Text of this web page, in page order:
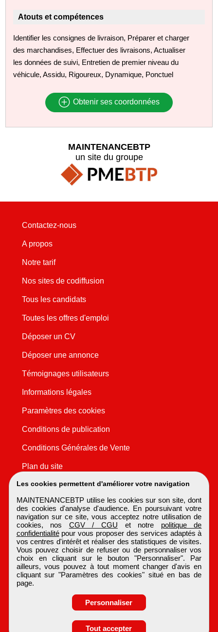
Obtenir ses
Atouts et compétences
Identifier les consignes de livraison, Préparer et charger
des marchandises, Effectuer des livraisons, Actualiser
les données de suivi, Entretien de premier niveau du
véhicule, Assidu, Rigoureux, Dynamique, Ponctuel
Obtenir ses coordonnées
Les cookies permettent d'améliorer votre navigation
MAINTENANCEBTP utilise les cookies sur son site, dont
des cookies d'analyse d'audience. En poursuivant votre
navigation sur ce site, vous acceptez notre utilisation de
cookies, nos CGV / CGU et notre politique de
confidentialitépour vous proposer des services adaptés à
vos centres d'intérêt et réaliser des statistiques de visites.
Vous pouvez choisir de refuser ou de personnaliser vos
choix en cliquant sur le bouton "Personnaliser". Par
ailleurs, vous pouvez à tout moment changer d'avis en
cliquant sur "Paramètres des cookies" situé en bas de
page.
Personnaliser
Tout accepter
MAINTENANCEBTP
un site du groupe
Contactez-nous
A propos
Notre tarif
Nos sites de codiffusion
Tous les candidats
Toutes les offres d'emploi
Déposer un CV
Déposer une annonce
Témoignages utilisateurs
Informations légales
Paramètres des cookies
Conditions de publication
Conditions Générales de Vente
Plan du site